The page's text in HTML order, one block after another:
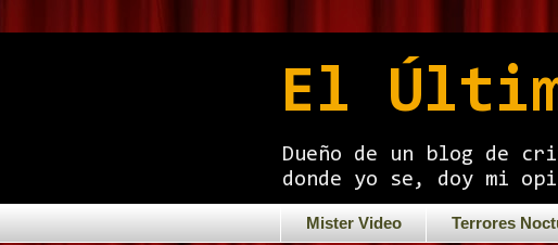
El
Dueño de un blog de
donde yo se, doy mi
Mister Video Terrores